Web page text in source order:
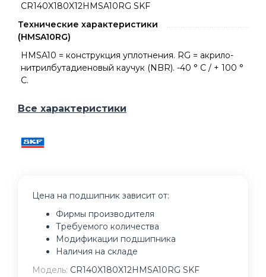
CR140X180X12HMSA10RG SKF
Технические характеристики
(HMSA10RG)
HMSA10 = конструкция уплотнения. RG = акрило-
нитрилбутадиеновый каучук (NBR). -40 ° C / + 100 °
C.
Все характеристики
Цена на подшипник зависит от:
Фирмы производителя
Требуемого количества
Модификации подшипника
Наличия на складе
Модель: CR140X180X12HMSA10RG SKF